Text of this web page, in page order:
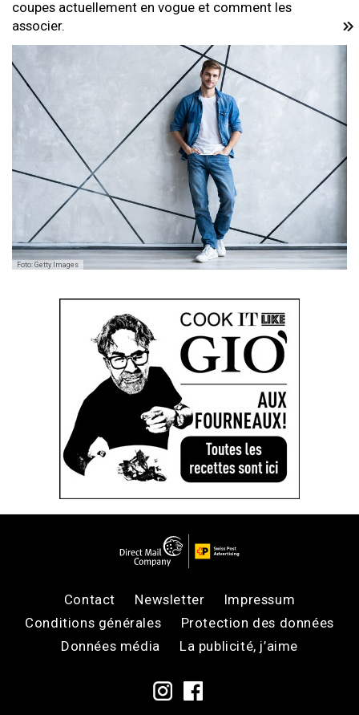
coupes actuellement en vogue et comment les
associer.
Foto: Getty Images
Contact Newsletter
Impressum
Conditions générales
Protection des données
Données média
La publicité, j’aime